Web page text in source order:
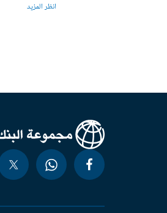
انظر المزيد